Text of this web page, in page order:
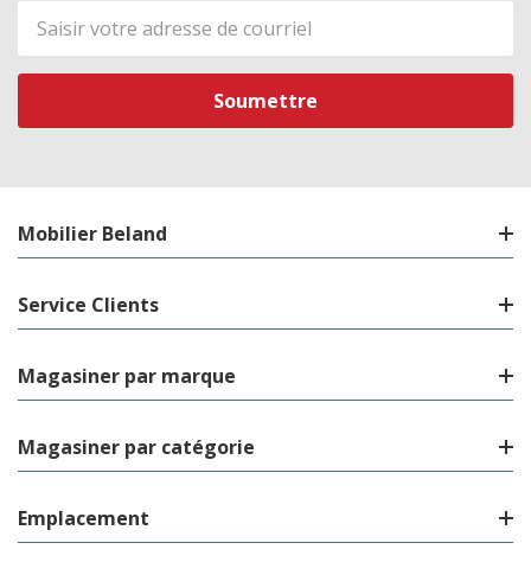
Adresse
de
courriel
Mobilier Beland
Service Clients
Magasiner par marque
Magasiner par catégorie
Emplacement